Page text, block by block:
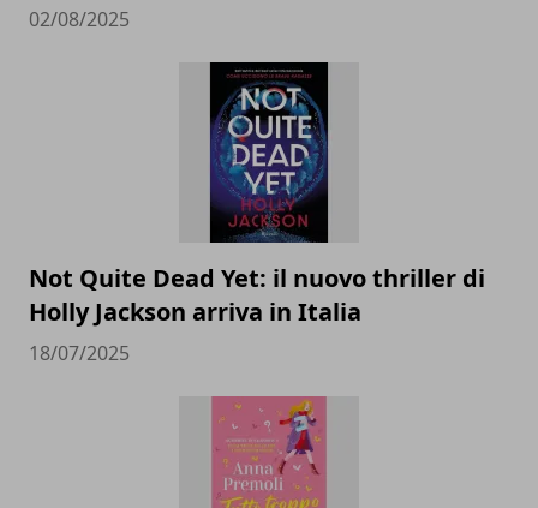
02/08/2025
Not Quite Dead Yet: il nuovo thriller di
Holly Jackson arriva in Italia
18/07/2025